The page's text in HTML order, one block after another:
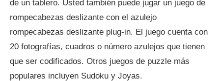
de un tablero. Usted también puede jugar un juego de
rompecabezas deslizante con el azulejo
rompecabezas deslizante plug-in. El juego cuenta con
20 fotografías, cuadros o número azulejos que tienen
que ser codificados. Otros juegos de puzzle más
populares incluyen Sudoku y Joyas.